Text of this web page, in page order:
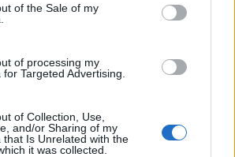
of the Sale of my
of processing my
Targeted Advertising.
of Collection, Use,
and/or Sharing of my
that Is Unrelated with the
it was collected.